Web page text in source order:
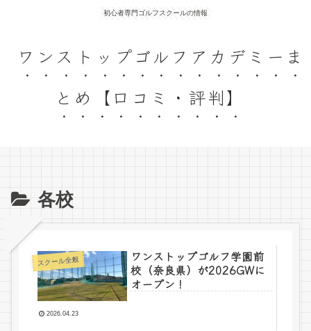
初心者専門ゴルフスクールの情報
ワンストップゴルフアカデミーま
とめ【口コミ・評判】
各校
スクール全般
ワンストップゴルフ学園前
校（奈良県）が2026GWに
オープン！
2026.04.23